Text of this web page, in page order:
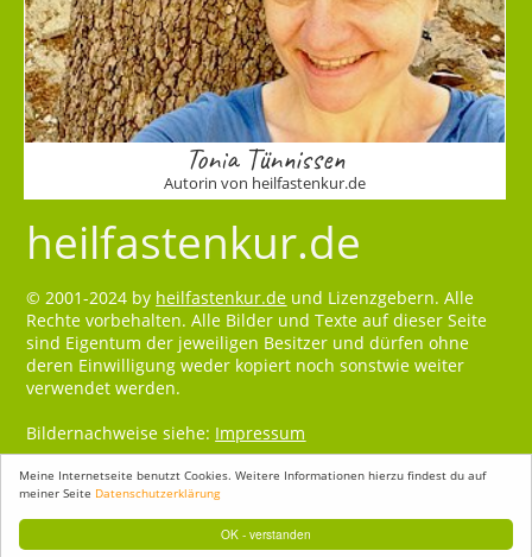
OK - verstanden
Meine Internetseite benutzt Cookies. Weitere Informationen hierzu findest du auf
meiner Seite Datenschutzerklärung
Tonia Tünnissen
Autorin von heilfastenkur.de
heilfastenkur.de
© 2001-2024 by heilfastenkur.de und Lizenzgebern. Alle
Rechte vorbehalten. Alle Bilder und Texte auf dieser Seite
sind Eigentum der jeweiligen Besitzer und dürfen ohne
deren Einwilligung weder kopiert noch sonstwie weiter
verwendet werden.
Bildernachweise siehe: Impressum